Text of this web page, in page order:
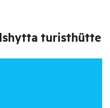
turisthütte